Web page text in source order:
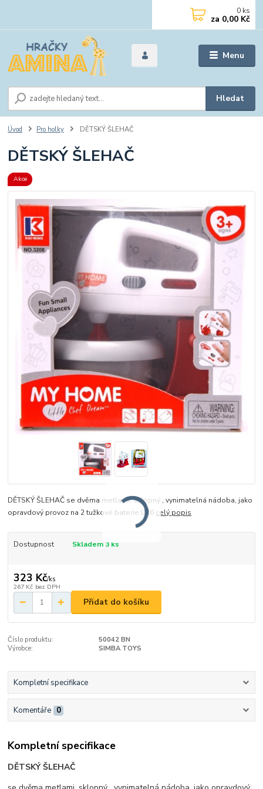
Menu
Hledat
0 ks
za 0,00 Kč
Úvod Pro holky DĚTSKÝ ŠLEHAČ
DĚTSKÝ ŠLEHAČ
Akce
DĚTSKÝ ŠLEHAČ se dvěma metlami, sklopný , vynimatelná nádoba, jako
opravdový provoz na 2 tužkové baterie LR6 celý popis
Dostupnost Skladem 3 ks
323 Kč/ks
267 Kč bez DPH
Přidat do košíku
Číslo produktu:
50042 BN
Výrobce:
SIMBA TOYS
Kompletní specifikace
Komentáře 0
Kompletní specifikace
DĚTSKÝ ŠLEHAČ